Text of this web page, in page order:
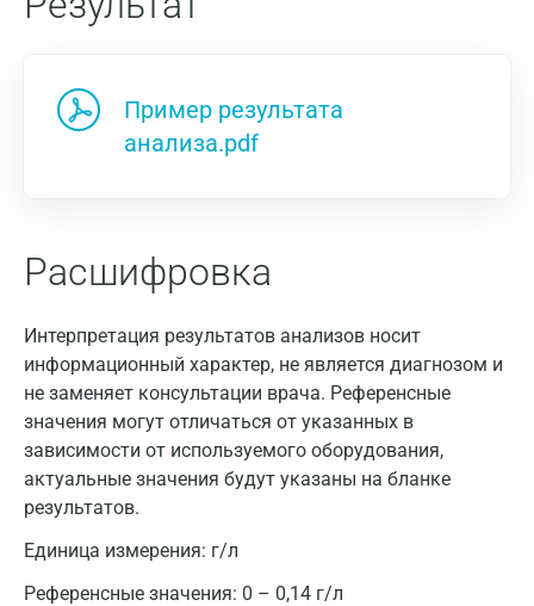
Пример результата
анализа.pdf
Расшифровка
Интерпретация результатов анализов носит
информационный характер, не является диагнозом и
не заменяет консультации врача. Референсные
значения могут отличаться от указанных в
зависимости от используемого оборудования,
актуальные значения будут указаны на бланке
результатов.
Единица измерения: г/л
Референсные значения: 0 – 0,14 г/л
Москва
Санкт-Петербург
Нижний Новгород
Казань
Альметьевск